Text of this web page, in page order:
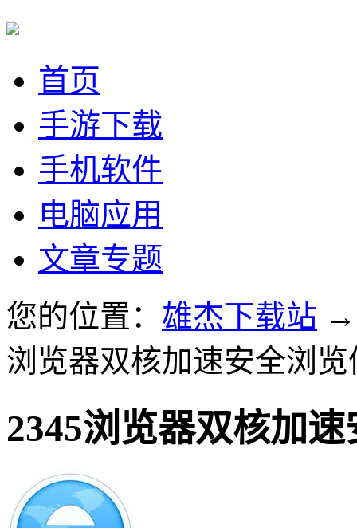
首页
手游下载
手机软件
电脑应用
文章专题
您的位置： 雄杰下载站
浏览器双核加速安全浏览
2345浏览器双核加